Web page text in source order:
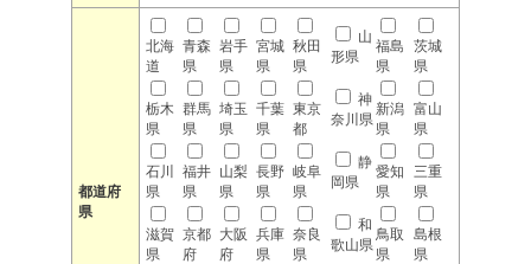
都道府
県
北海
道
青森
県
岩手
県
宮城
県
秋田
県
山
形県
福島
県
茨城
県
栃木
県
群馬
県
埼玉
県
千葉
県
東京
都
神
奈川県
新潟
県
富山
県
石川
県
福井
県
山梨
県
長野
県
岐阜
県
静
岡県
愛知
県
三重
県
滋賀
県
京都
府
大阪
府
兵庫
県
奈良
県
和
歌山県
鳥取
県
島根
県